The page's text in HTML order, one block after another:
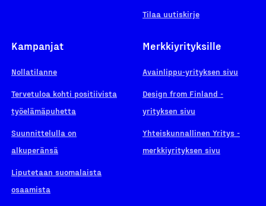
Tilaa uutiskirje
Kampanjat
Nollatilanne
Tervetuloa kohti positiivista
työelämäpuhetta
Suunnittelulla on
alkuperänsä
Liputetaan suomalaista
osaamista
Merkkiyrityksille
Avainlippu-yrityksen sivu
Design from Finland -
yrityksen sivu
Yhteiskunnallinen Yritys -
merkkiyrityksen sivu